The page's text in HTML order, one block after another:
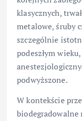
klasycznych,
metalowe, śruby
szczególnie
podeszłym
podwyższone.
W kontekście
biodegradowalne